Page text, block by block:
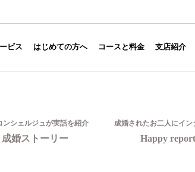
ビス はじめての方へ コースと料金 支店紹介
ンシェルジュが実話を紹介
成婚ストーリー
成婚されたお二人にイン
Happy report